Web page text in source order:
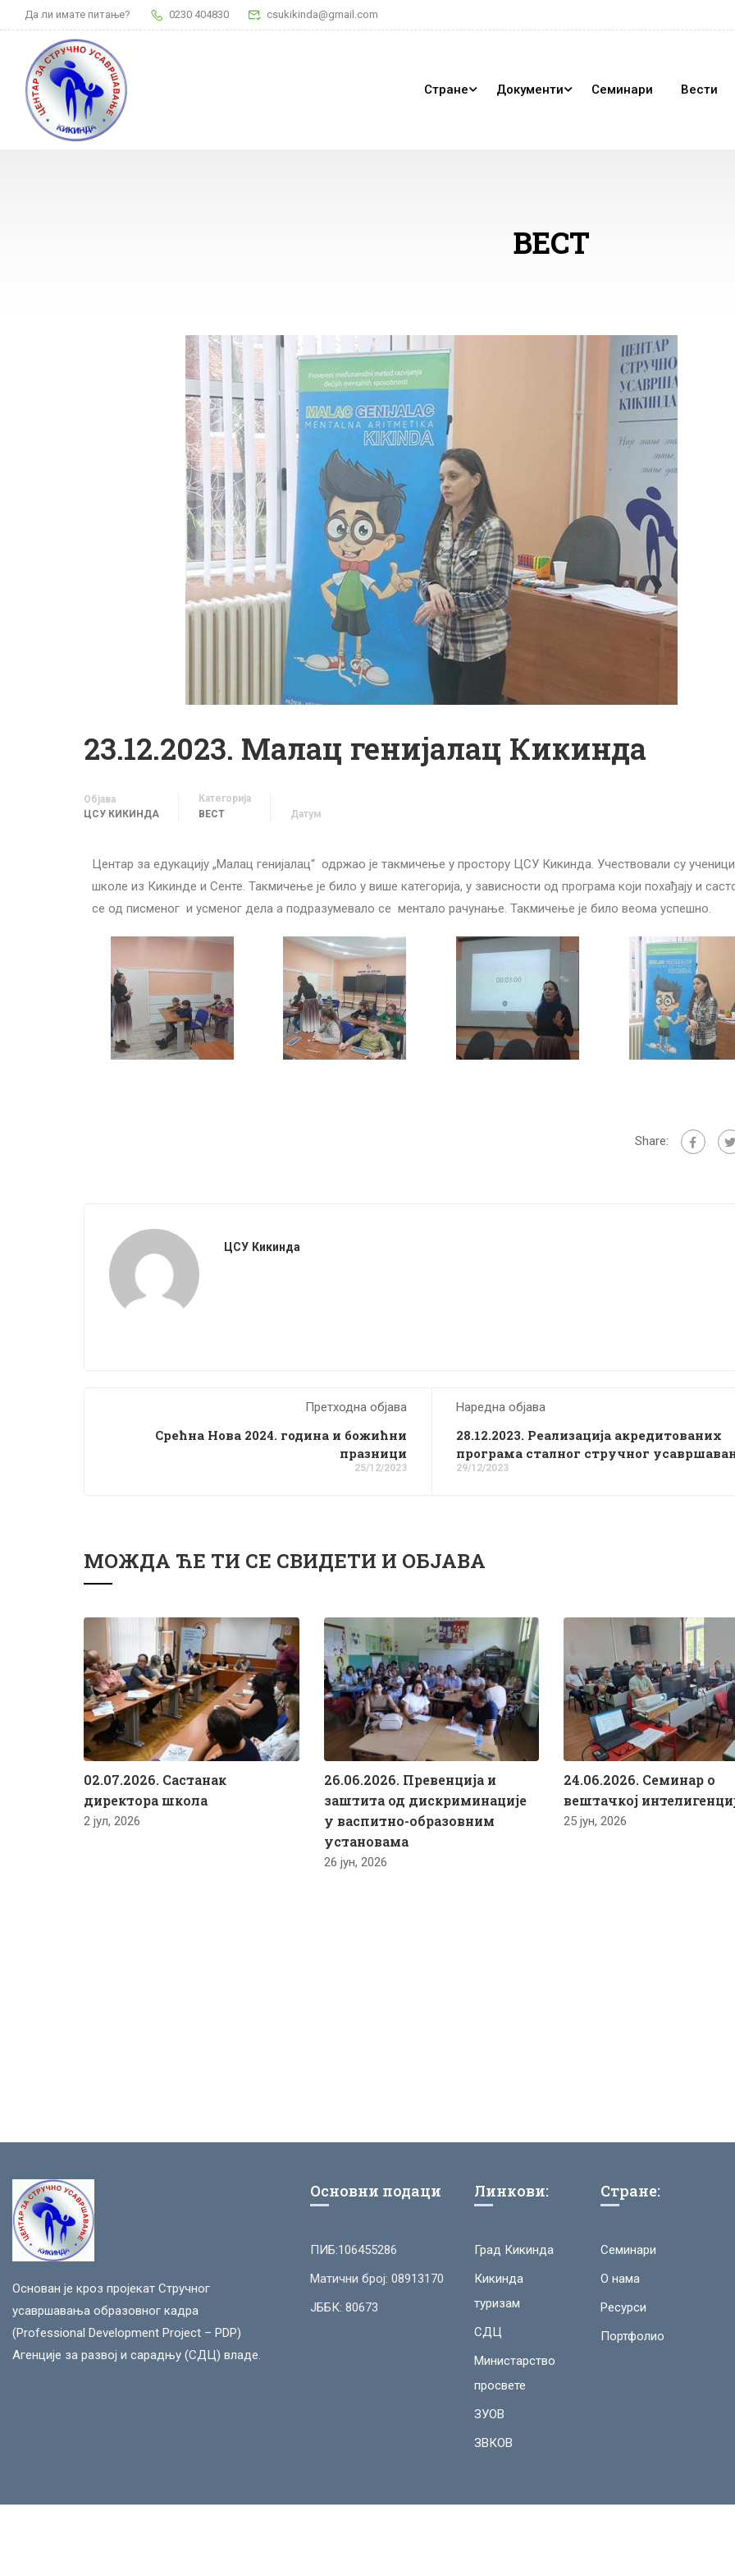
Да ли имате питање? 0230 404830 csukikinda@gmail.com
Стране Документи Семинари Вести
ВЕСТ
23.12.2023. Малац генијалац Кикинда
Објава
ЦСУ КИКИНДА
Категорија
ВЕСТ
Датум
Центар за едукацију „Малац генијалац“ одржао је такмичење у простору ЦСУ Кикинда. Учествовали су
школе из Кикинде и Сенте. Такмичење је било у више категорија, у зависности од програма који похађају и
се од писменог и усменог дела а подразумевало се ментало рачунање. Такмичење је било веома успешно.
Share:
ЦСУ Кикинда
Претходна објава
Срећна Нова 2024. година и божићни
празници
25/12/2023
Наредна објава
28.12.2023. Реализација акредитованих
програма сталног стручног
29/12/2023
МОЖДА ЋЕ ТИ СЕ СВИДЕТИ И ОБЈАВА
02.07.2026. Састанак
директора школа
2 јул, 2026
26.06.2026. Превенција и
заштита од дискриминације
у васпитно-образовним
установама
26 јун, 2026
24.06.2026. Семинар о
вештачкој
25 јун, 2026
Основан је кроз пројекат Стручног
усавршавања образовног кадра
(Professional Development Project – PDP)
Агенције за развој и сарадњу (СДЦ) владе.
Основни подаци
ПИБ:106455286
Матични број: 08913170
ЈББК: 80673
Линкови:
Град Кикинда
Кикинда
туризам
СДЦ
Министарство
просвете
ЗУОВ
ЗВКОВ
Стране:
Семинари
О нама
Ресурси
Портфолио